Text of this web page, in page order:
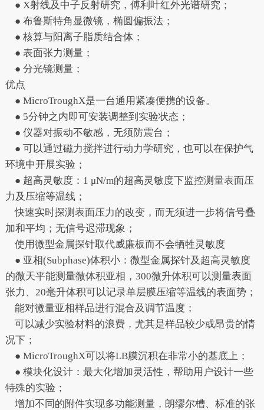
● X射线及中子反射研究，傅利叶红外光谱研究；
● 布鲁斯特角显微镜，椭圆偏振法；
● 核算与阳离子脂质结合体；
● 表面张力测量；
● 分光镜测量；
优点
● MicroTroughX是一台通用紧凑便携的设备。
● 5分钟之内即可安装调整到实验状态；
● 仪器对振动不敏感，无须防震台；
● 可以通过磁力搅拌进行动力学研究，也可以在保护气
环境中开展实验；
● 超高灵敏度：1 μN/m的超高灵敏度下监控测量表面压
力及压缩等温线；
快速实时探测表面压力的改变，而无须进一步将信号叠
加和平均；无信号迟滞现象；
使用微型金属探针取代威廉板而不会牺牲灵敏度
● 亚相(Subphase)体积小：微型金属探针及超高灵敏度
的微天平能测量微体积亚相，300微升体积可以测量表面
张力、20毫升体积可以记录单层膜压缩等温线的表面势；
能对微量亚相样品进行混合及调节温度；
可以减少实验材料的浪费，尤其是样品较少或昂贵的情
况下；
● MicroTroughX可以将LB膜沉积在非常小的基底上；
● 模块化设计：最大化增加灵活性，帮助用户设计一些
特殊的实验；
增加不同的附件实现多功能测量，朗缪尔槽、标准的张